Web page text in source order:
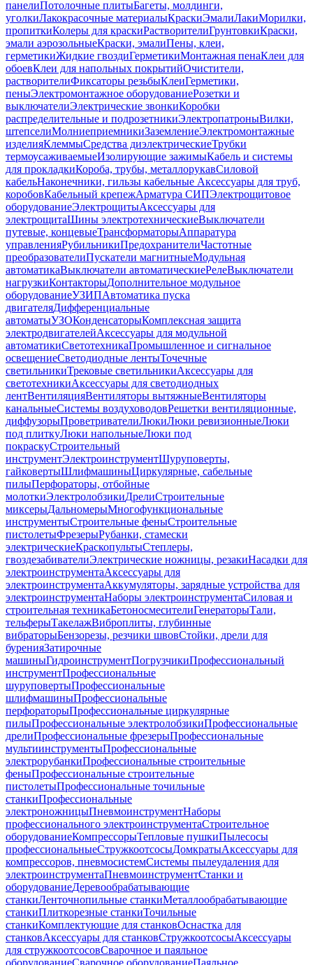
панелиПотолочные плитыБагеты, молдинги,
уголкиЛакокрасочные материалыКраскиЭмалиЛакиМорилки,
пропиткиКолеры для краскиРастворителиГрунтовкиКраски,
эмали аэрозольныеКраски, эмалиПены, клеи,
герметикиЖидкие гвоздиГерметикиМонтажная пенаКлеи для
обоевКлеи для напольных покрытийОчистители,
растворителиФиксаторы резьбыКлеиГерметики,
пеныЭлектромонтажное оборудованиеРозетки и
выключателиЭлектрические звонкиКоробки
распределительные и подрозетникиЭлектропатроныВилки,
штепселиМолниеприемникиЗаземлениеЭлектромонтажные
изделияКлеммыСредства диэлектрическиеТрубки
термоусаживаемыеИзолирующие зажимыКабель и системы
для прокладкиКороба, трубы, металлорукавСиловой
кабельНаконечники, гильзы кабельные Аксессуары для труб,
коробовКабельный крепежАрматура СИПЭлектрощитовое
оборудованиеЭлектрощитыАксессуары для
электрощитаШины электротехническиеВыключатели
путевые, концевыеТрансформаторыАппаратура
управленияРубильникиПредохранителиЧастотные
преобразователиПускатели магнитныеМодульная
автоматикаВыключатели автоматическиеРелеВыключатели
нагрузкиКонтакторыДополнительное модульное
оборудованиеУЗИПАвтоматика пуска
двигателяДифференциальные
автоматыУЗОКонденсаторыКомплексная защита
электродвигателейАксессуары для модульной
автоматикиСветотехникаПромышленное и сигнальное
освещениеСветодиодные лентыТочечные
светильникиТрековые светильникиАксессуары для
светотехникиАксессуары для светодиодных
лентВентиляцияВентиляторы вытяжныеВентиляторы
канальныеСистемы воздуховодовРешетки вентиляционные,
диффузорыПроветривателиЛюкиЛюки ревизионныеЛюки
под плиткуЛюки напольныеЛюки под
покраскуСтроительный
инструментЭлектроинструментШуруповерты,
гайковертыШлифмашиныЦиркулярные, сабельные
пилыПерфораторы, отбойные
молоткиЭлектролобзикиДрелиСтроительные
миксерыДальномерыМногофункциональные
инструментыСтроительные феныСтроительные
пистолетыФрезерыРубанки, стамески
электрическиеКраскопультыСтеплеры,
гвоздезабивателиЭлектрические ножницы, резакиНасадки для
электроинструментаАксессуары для
электроинструментаАккумуляторы, зарядные устройства для
электроинструментаНаборы электроинструментаСиловая и
строительная техникаБетоносмесителиГенераторыТали,
тельферыТакелажВиброплиты, глубинные
вибраторыБензорезы, резчики швовСтойки, дрели для
буренияЗатирочные
машиныГидроинструментПогрузчикиПрофессиональный
инструментПрофессиональные
шуруповертыПрофессиональные
шлифмашиныПрофессиональные
перфораторыПрофессиональные циркулярные
пилыПрофессиональные электролобзикиПрофессиональные
дрелиПрофессиональные фрезерыПрофессиональные
мультиинструментыПрофессиональные
электрорубанкиПрофессиональные строительные
феныПрофессиональные строительные
пистолетыПрофессиональные точильные
станкиПрофессиональные
электроножницыПневмоинструментНаборы
профессионального электроинструментаСтроительное
оборудованиеКомпрессорыТепловые пушкиПылесосы
профессиональныеСтружкоотсосыДомкратыАксессуары для
компрессоров, пневмосистемСистемы пылеудаления для
электроинструментаПневмоинструментСтанки и
оборудованиеДеревообрабатывающие
станкиЛенточнопильные станкиМеталлообрабатывающие
станкиПлиткорезные станкиТочильные
станкиКомплектующие для станковОснастка для
станковАксессуары для станковСтружкоотсосыАксессуары
для стружкоотсосовСварочное и паяльное
оборудованиеСварочное оборудованиеПаяльное